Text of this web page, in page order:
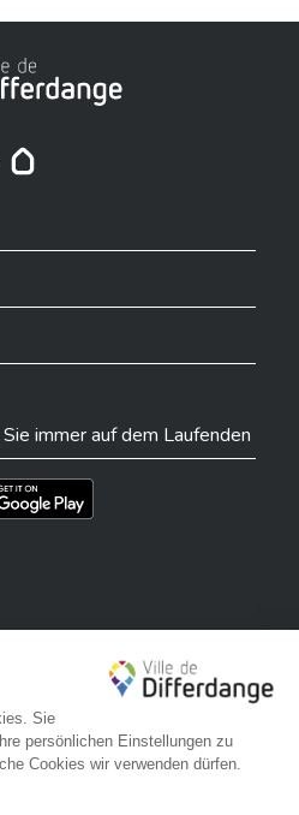
Instagram
immer auf dem Laufenden
Storel'app sur Play Store
✕
comment puis-je vous aider ?